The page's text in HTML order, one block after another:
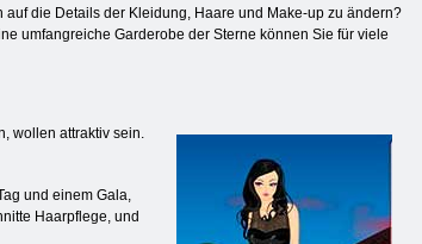
die Details der Kleidung, Haare und Make-up zu ändern?
umfangreiche Garderobe der Sterne können Sie für viele
wollen attraktiv sein.
und einem Gala,
Haarpflege, und